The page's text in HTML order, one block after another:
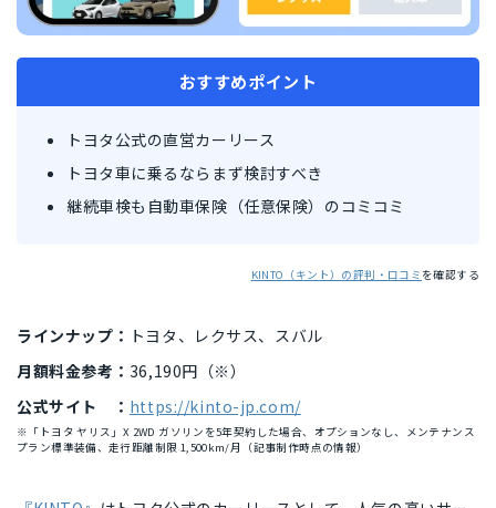
おすすめポイント
トヨタ公式の直営カーリース
トヨタ車に乗るならまず検討すべき
継続車検も自動車保険（任意保険）のコミコミ
KINTO（キント）の評判・口コミ を確認する
ラインナップ： トヨタ、レクサス、スバル
月額料金参考： 36,190円（※）
公式サイト ： https://kinto-jp.com/
※「トヨタ ヤリス」X 2WD ガソリンを5年契約した場合、オプションなし、メンテナンス
プラン標準装備、走行距離制限 1,500km/月（記事制作時点の情報）